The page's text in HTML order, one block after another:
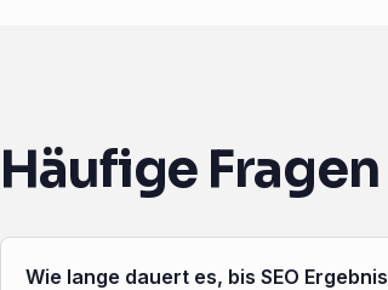
Häufige Fragen
Wie lange dauert es, bis SEO